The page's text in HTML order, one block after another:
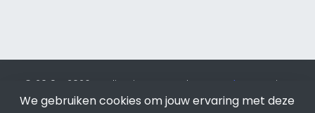
© 2019 - 2026 Realisatie en SEO door SEO-bureau
Lion
Internet. Betaal alleen voor bewezen resultaten?SEO
We gebruiken cookies om jouw ervaring met deze